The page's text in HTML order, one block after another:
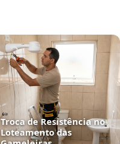
Troca de Resistência no
Loteamento das